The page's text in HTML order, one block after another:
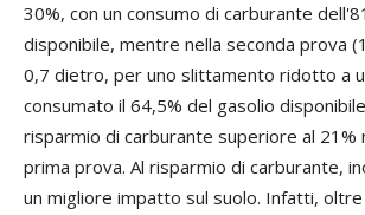
30%, con un consumo di carburante
disponibile, mentre nella seconda prova
0,7 dietro, per uno slittamento ridotto a
consumato il 64,5% del gasolio
risparmio di carburante superiore al 21%
prima prova. Al risparmio di carburante,
un migliore impatto sul suolo. Infatti,